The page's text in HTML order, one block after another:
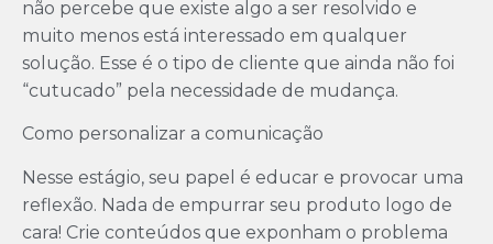
não percebe que existe algo a ser resolvido e
muito menos está interessado em qualquer
solução. Esse é o tipo de cliente que ainda não foi
“cutucado” pela necessidade de mudança.
Como personalizar a comunicação
Nesse estágio, seu papel é educar e provocar uma
reflexão. Nada de empurrar seu produto logo de
cara! Crie conteúdos que exponham o problema